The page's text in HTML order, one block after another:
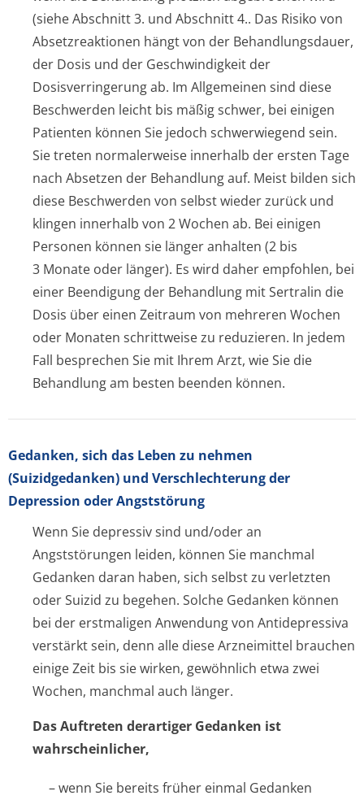
(siehe Abschnitt 3. und Abschnitt 4.. Das Risiko von
Absetzreaktionen hängt von der Behandlungsdauer,
der Dosis und der Geschwindigkeit der
Dosisverringerung ab. Im Allgemeinen sind diese
Beschwerden leicht bis mäßig schwer, bei einigen
Patienten können Sie jedoch schwerwiegend sein.
Sie treten normalerweise innerhalb der ersten Tage
nach Absetzen der Behandlung auf. Meist bilden sich
diese Beschwerden von selbst wieder zurück und
klingen innerhalb von 2 Wochen ab. Bei einigen
Personen können sie länger anhalten (2 bis
3 Monate oder länger). Es wird daher empfohlen, bei
einer Beendigung der Behandlung mit Sertralin die
Dosis über einen Zeitraum von mehreren Wochen
oder Monaten schrittweise zu reduzieren. In jedem
Fall besprechen Sie mit Ihrem Arzt, wie Sie die
Behandlung am besten beenden können.
Gedanken, sich das Leben zu nehmen
(Suizidgedanken) und Verschlechterung der
Depression oder Angststörung
Wenn Sie depressiv sind und/oder an
Angststörungen leiden, können Sie manchmal
Gedanken daran haben, sich selbst zu verletzten
oder Suizid zu begehen. Solche Gedanken können
bei der erstmaligen Anwendung von Antidepressiva
verstärkt sein, denn alle diese Arzneimittel brauchen
einige Zeit bis sie wirken, gewöhnlich etwa zwei
Wochen, manchmal auch länger.
Das Auftreten derartiger Gedanken ist
wahrscheinlicher,
– wenn Sie bereits früher einmal Gedanken